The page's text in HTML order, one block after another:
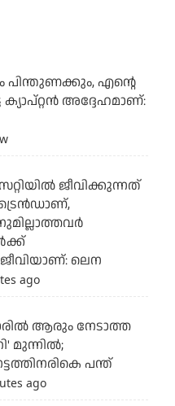
പിന്തുണക്കും, എന്റെ
ക്യാപ്റ്റന്‍ അദ്ദേഹമാണ്:
ജീവിക്കുന്നത്
ലെന
ago
ആരും നേടാത്ത
മുന്നില്‍;
പന്ത്
ago